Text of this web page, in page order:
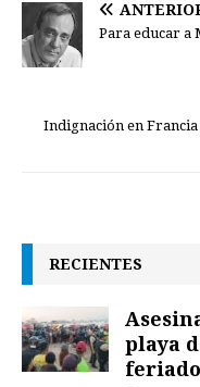
Para educar a
Indignación en
RECIENTES
playa
feriado